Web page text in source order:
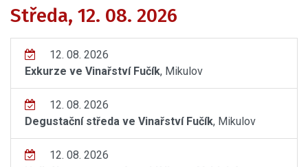
Středa, 12. 08. 2026
12. 08. 2026
Exkurze ve Vinařství Fučík, Mikulov
12. 08. 2026
Degustační středa ve Vinařství Fučík, Mikulov
12. 08. 2026